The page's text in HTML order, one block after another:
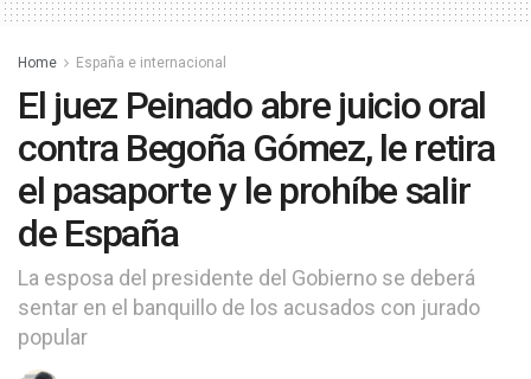
Home España e internacional
El juez Peinado abre juicio oral
contra Begoña Gómez, le retira
el pasaporte y le prohíbe salir
de España
La esposa del presidente del Gobierno se deberá
sentar en el banquillo de los acusados con jurado
popular